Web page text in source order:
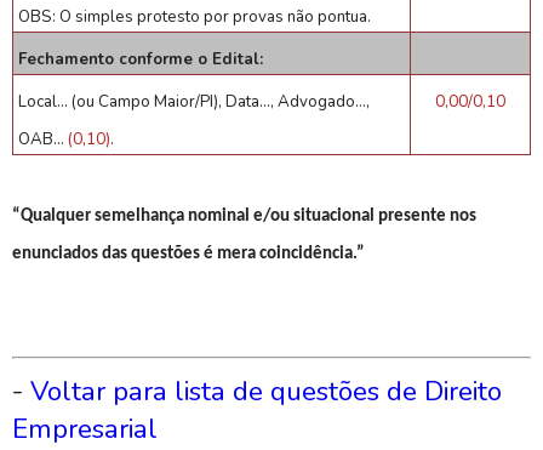
OBS: O simples protesto por provas não pontua.
Fechamento conforme o Edital:
Local... (ou Campo Maior/PI), Data..., Advogado...,
OAB...(0,10).
0,00/0,10
“Qualquer semelhança nominal e/ou situacional presente nos
enunciados das questões é mera coincidência.”
- Voltar para lista de questões de Direito
Empresarial